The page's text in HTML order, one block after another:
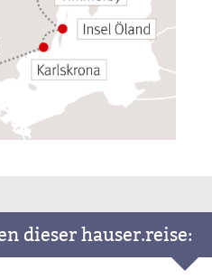
dieser hauser.reise: